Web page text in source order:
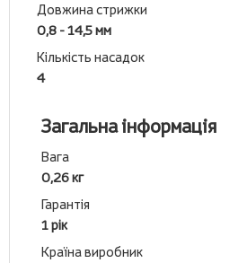
Довжина стрижки
0,8 - 14,5 мм
Кількість насадок
4
Загальна інформація
Вага
0,26 кг
Гарантія
1 рік
Країна виробник